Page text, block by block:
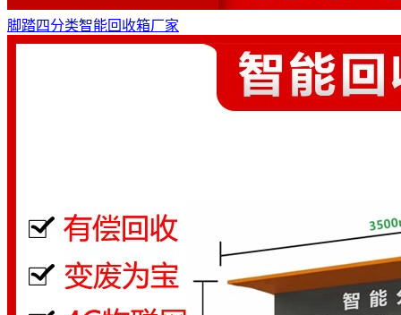
脚踏四分类智能回收箱厂家